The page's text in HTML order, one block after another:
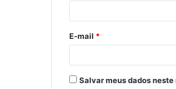
*
E-mail *
Salvar meus dados